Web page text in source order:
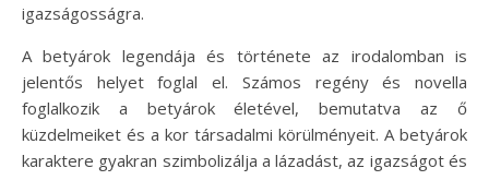
igazságosságra.
A betyárok legendája és története az irodalomban is
jelentős helyet foglal el. Számos regény és novella
foglalkozik a betyárok életével, bemutatva az ő
küzdelmeiket és a kor társadalmi körülményeit. A betyárok
karaktere gyakran szimbolizálja a lázadást, az igazságot és